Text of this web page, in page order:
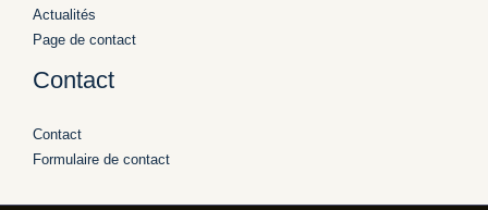
Actualités
Page de contact
Contact
Contact
Formulaire de contact